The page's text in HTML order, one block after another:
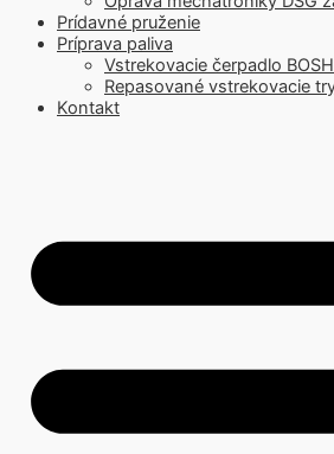
Prídavné pruženie
Príprava paliva
Vstrekovacie čerpadlo
Repasované vstrekovacie
Kontakt